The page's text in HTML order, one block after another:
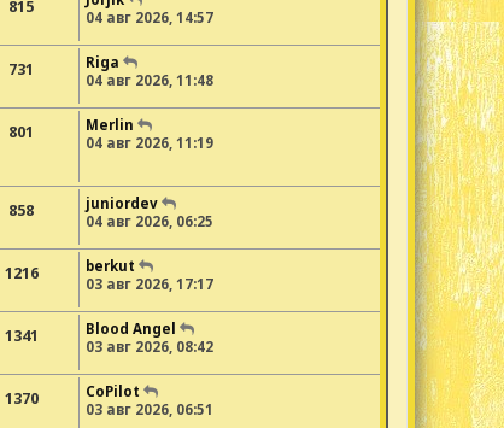
815
04 авг 2026, 14:57
731
Riga
04 авг 2026, 11:48
801
Merlin
04 авг 2026, 11:19
858
juniordev
04 авг 2026, 06:25
1216
berkut
03 авг 2026, 17:17
1341
Blood Angel
03 авг 2026, 08:42
1370
CoPilot
03 авг 2026, 06:51